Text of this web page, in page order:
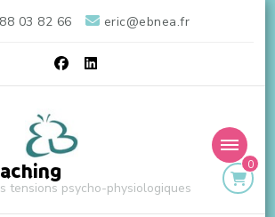
03 82 66 eric@ebnea.fr
tensions psycho-physiologiques
0